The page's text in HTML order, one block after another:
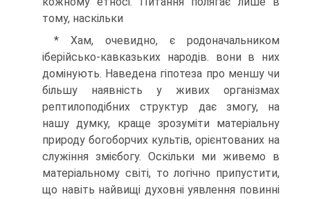
тому, наскільки
* Хам, очевидно, є родоначальником
іберійсько-кавказьких народів. вони в них
домінують. Наведена гіпотеза про меншу чи
більшу наявність у живих організмах
рептилоподібних структур дає змогу, на
нашу думку, краще зрозуміти матеріальну
природу богоборчих культів, орієнтованих на
служіння змієбогу. Оскільки ми живемо в
матеріальному світі, то логічно припустити,
що навіть найвищі духовні уявлення повинні